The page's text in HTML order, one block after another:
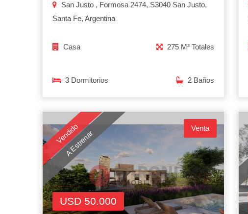
San Justo , Formosa 2474, S3040 San Justo,
Santa Fe, Argentina
Casa 275 M² Totales
3 Dormitorios 2 Baños
Vendido
A Estrenar
Venta
USD 50.000